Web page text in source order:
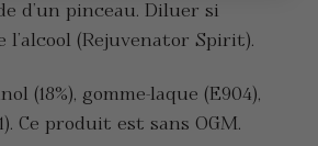
d’un pinceau. Diluer si
l’alcool (Rejuvenator Spirit).
(18%), gomme-laque (E904),
Ce produit est sans OGM.